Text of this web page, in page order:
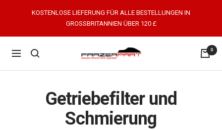
KOSTENLOSE LIEFERUNG FÜR ALLE BESTELLUNGEN IN
GROSSBRITANNIEN ÜBER 120 £
Navigation
FrazerPart
Spares
0
Getriebefilter und
Schmierung